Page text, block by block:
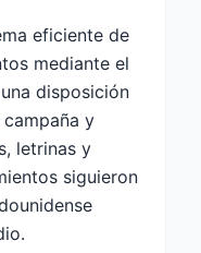
eficiente de
mediante el
disposición
y
letrinas y
siguieron